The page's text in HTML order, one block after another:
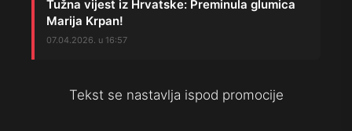
Tužna vijest iz Hrvatske: Preminula glumica
Marija Krpan!
07.04.2026. u 16:57
Tekst se nastavlja ispod promocije